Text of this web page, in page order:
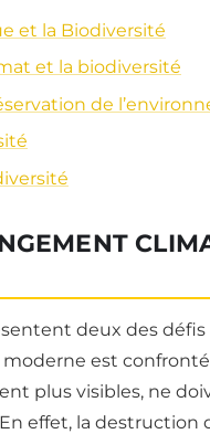
et la Biodiversité
et la biodiversité
de
deux des défis
est
plus visibles, ne
effet, la destruction